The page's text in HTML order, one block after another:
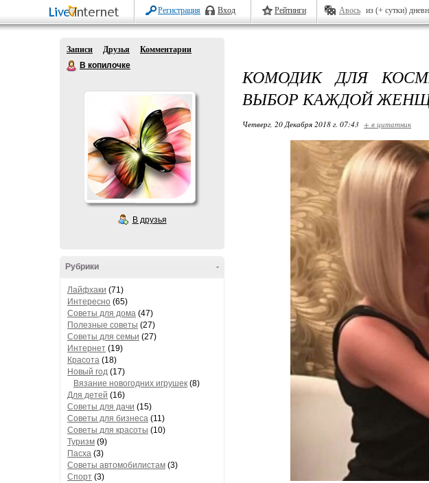
Регистрация Вход Рейтинги Авось из (+ сутки)
Записи Друзья
Комментарии
В копилочке
В друзья
-
Рубрики
Лайфхаки (71)
Интересно (65)
Советы для дома (47)
Полезные советы (27)
Советы для семьи (27)
Интернет (19)
Красота (18)
Новый год (17)
Вязание новогодних игрушек (8)
Для детей (16)
Советы для дачи (15)
Советы для бизнеса (11)
Советы для красоты (10)
Туризм (9)
Пасха (3)
Советы автомобилистам (3)
Спорт (3)
КОМОДИК ДЛЯ
ВЫБОР КАЖДОЙ
Четверг, 20 Декабря 2018 г. 07:43 + в цитатник